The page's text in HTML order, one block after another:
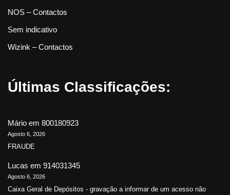
NOS – Contactos
Sem indicativo
Wizink – Contactos
Últimas Classificações:
Mário em 800180923
Agosto 6, 2026
FRAUDE
Lucas em 914031345
Agosto 6, 2026
Caixa Geral de Depósitos - gravação a informar de um acesso não